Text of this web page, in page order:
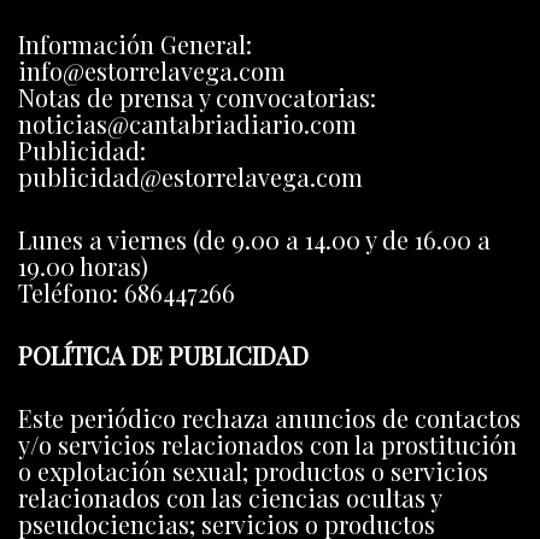
Información General:
info@estorrelavega.com
Notas de prensa y convocatorias:
noticias@cantabriadiario.com
Publicidad:
publicidad@estorrelavega.com
Lunes a viernes (de 9.00 a 14.00 y de 16.00 a
19.00 horas)
Teléfono: 686447266
POLÍTICA DE PUBLICIDAD
Este periódico rechaza anuncios de contactos
y/o servicios relacionados con la prostitución
o explotación sexual; productos o servicios
relacionados con las ciencias ocultas y
pseudociencias; servicios o productos